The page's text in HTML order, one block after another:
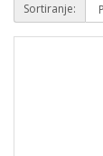
Sortiranje: